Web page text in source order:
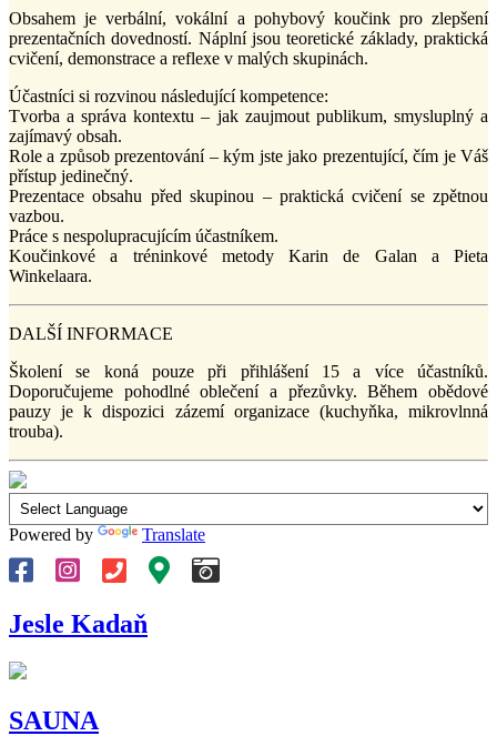
Obsahem je verbální, vokální a pohybový koučink pro zlepšení
prezentačních dovedností. Náplní jsou teoretické základy, praktická
cvičení, demonstrace a reflexe v malých skupinách.
Účastníci si rozvinou následující kompetence:
Tvorba a správa kontextu – jak zaujmout publikum, smysluplný a
zajímavý obsah.
Role a způsob prezentování – kým jste jako prezentující, čím je Váš
přístup jedinečný.
Prezentace obsahu před skupinou – praktická cvičení se zpětnou
vazbou.
Práce s nespolupracujícím účastníkem.
Koučinkové a tréninkové metody Karin de Galan a Pieta
Winkelaara.
DALŠÍ INFORMACE
Školení se koná pouze při přihlášení 15 a více účastníků.
Doporučujeme pohodlné oblečení a přezůvky. Během obědové
pauzy je k dispozici zázemí organizace (kuchyňka, mikrovlnná
trouba).
Powered by Translate
Jesle Kadaň
SAUNA